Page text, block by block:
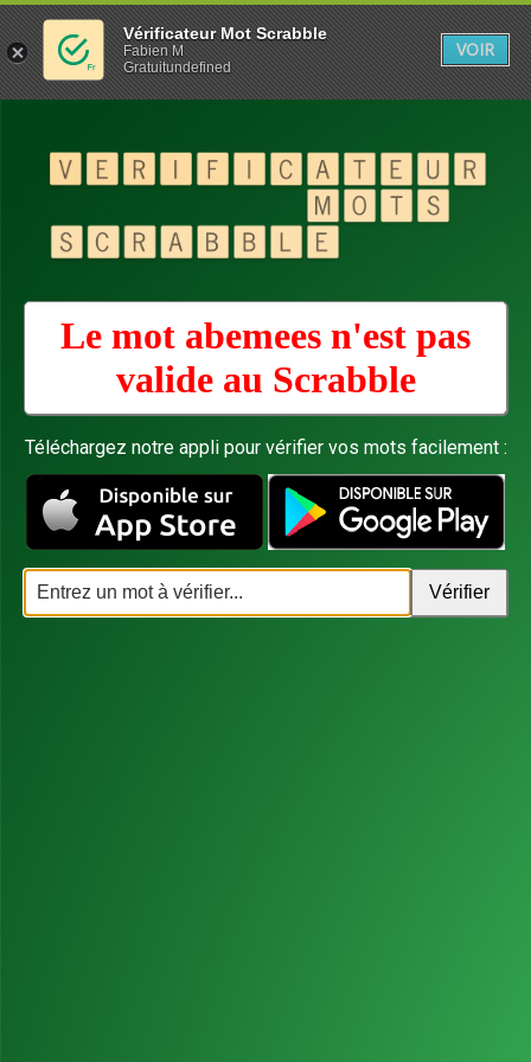
Le mot abemees n'est pas
valide au Scrabble
Téléchargez notre appli pour vérifier vos mots facilement :
Vérificateur Mot Scrabble
Fabien M
Gratuitundefined
VOIR